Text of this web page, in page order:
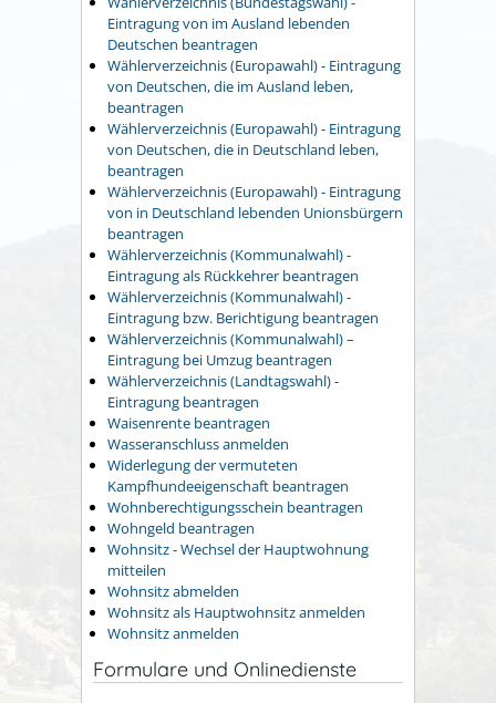
Eintragung von im Ausland lebenden
Deutschen beantragen
Wählerverzeichnis (Europawahl) - Eintragung
von Deutschen, die im Ausland leben,
beantragen
Wählerverzeichnis (Europawahl) - Eintragung
von Deutschen, die in Deutschland leben,
beantragen
Wählerverzeichnis (Europawahl) - Eintragung
von in Deutschland lebenden Unionsbürgern
beantragen
Wählerverzeichnis (Kommunalwahl) -
Eintragung als Rückkehrer beantragen
Wählerverzeichnis (Kommunalwahl) -
Eintragung bzw. Berichtigung beantragen
Wählerverzeichnis (Kommunalwahl) –
Eintragung bei Umzug beantragen
Wählerverzeichnis (Landtagswahl) -
Eintragung beantragen
Waisenrente beantragen
Wasseranschluss anmelden
Widerlegung der vermuteten
Kampfhundeeigenschaft beantragen
Wohnberechtigungsschein beantragen
Wohngeld beantragen
Wohnsitz - Wechsel der Hauptwohnung
mitteilen
Wohnsitz abmelden
Wohnsitz als Hauptwohnsitz anmelden
Wohnsitz anmelden
Formulare und Onlinedienste